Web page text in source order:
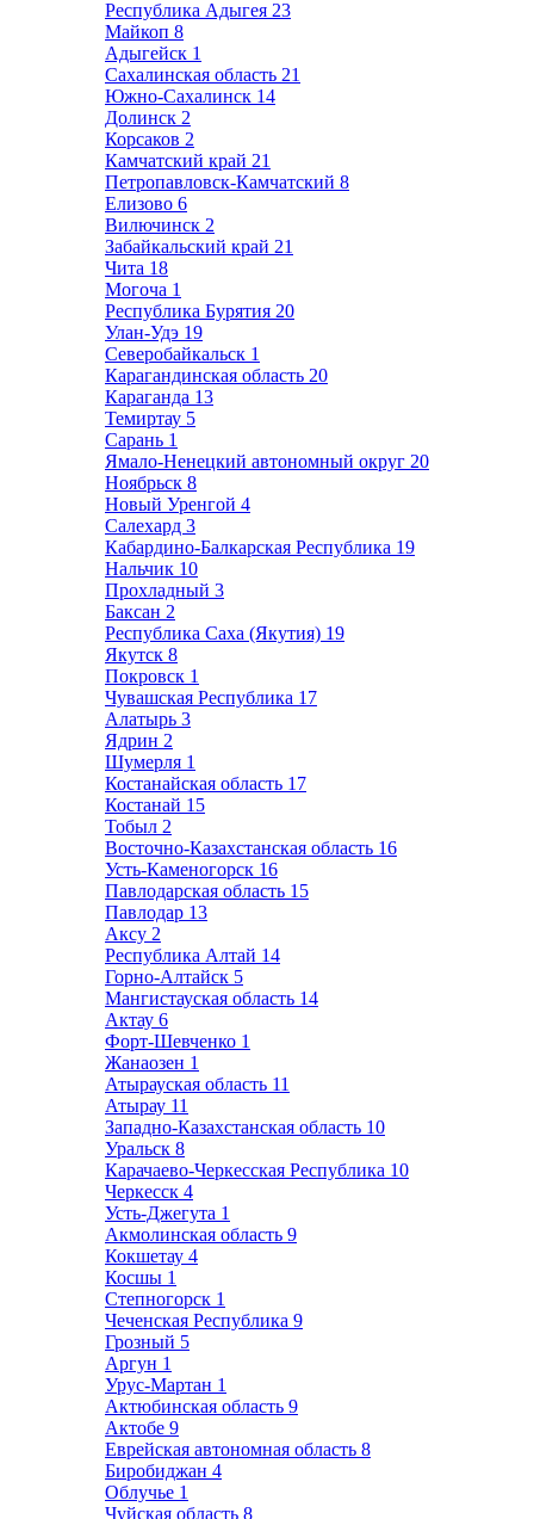
Республика Адыгея 23
Майкоп 8
Адыгейск 1
Сахалинская область 21
Южно-Сахалинск 14
Долинск 2
Корсаков 2
Камчатский край 21
Петропавловск-Камчатский 8
Елизово 6
Вилючинск 2
Забайкальский край 21
Чита 18
Могоча 1
Республика Бурятия 20
Улан-Удэ 19
Северобайкальск 1
Карагандинская область 20
Караганда 13
Темиртау 5
Сарань 1
Ямало-Ненецкий автономный округ 20
Ноябрьск 8
Новый Уренгой 4
Салехард 3
Кабардино-Балкарская Республика 19
Нальчик 10
Прохладный 3
Баксан 2
Республика Саха (Якутия) 19
Якутск 8
Покровск 1
Чувашская Республика 17
Алатырь 3
Ядрин 2
Шумерля 1
Костанайская область 17
Костанай 15
Тобыл 2
Восточно-Казахстанская область 16
Усть-Каменогорск 16
Павлодарская область 15
Павлодар 13
Аксу 2
Республика Алтай 14
Горно-Алтайск 5
Мангистауская область 14
Актау 6
Форт-Шевченко 1
Жанаозен 1
Атырауская область 11
Атырау 11
Западно-Казахстанская область 10
Уральск 8
Карачаево-Черкесская Республика 10
Черкесск 4
Усть-Джегута 1
Акмолинская область 9
Кокшетау 4
Косшы 1
Степногорск 1
Чеченская Республика 9
Грозный 5
Аргун 1
Урус-Мартан 1
Актюбинская область 9
Актобе 9
Еврейская автономная область 8
Биробиджан 4
Облучье 1
Чуйская область 8